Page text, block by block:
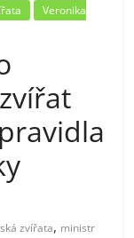
Veronika
zvířata, ministr